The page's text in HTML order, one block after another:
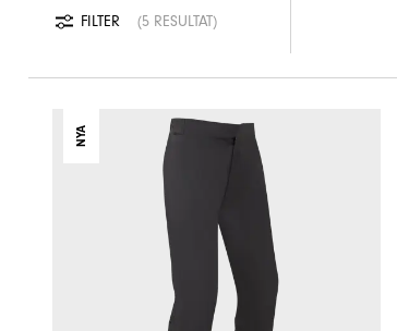
FILTER 5 RESULTAT
NYA